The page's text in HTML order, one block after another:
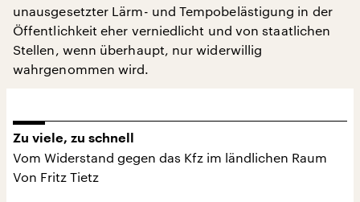
unausgesetzter Lärm- und Tempobelästigung in der
Öffentlichkeit eher verniedlicht und von staatlichen
Stellen, wenn überhaupt, nur widerwillig
wahrgenommen wird.
Zu viele, zu schnell
Vom Widerstand gegen das Kfz im ländlichen Raum
Von Fritz Tietz